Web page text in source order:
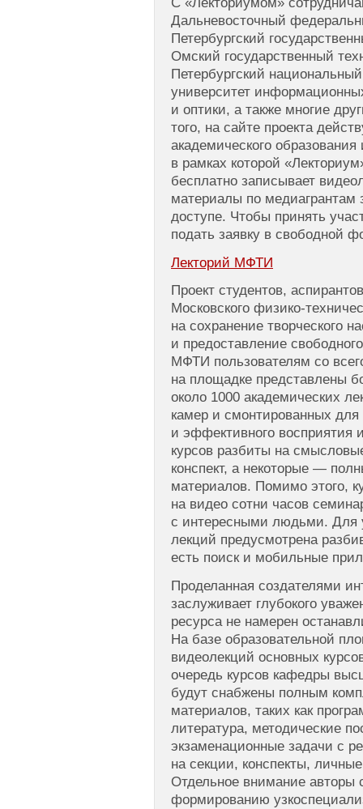
Дальневосточный
Петербургский
Омский государственный
Петербургский
университет
и оптики, а также многие
того, на сайте проекта
академического
в рамках которой
бесплатно записывает
материалы по медиагрантам
доступе. Чтобы принять
подать заявку в свободной
Лекторий МФТИ
Проект студентов,
Московского физико-
на сохранение творческого
и предоставление
МФТИ пользователям со
на площадке представлены
около 1000 академических
камер и смонтированных
и эффективного
курсов разбиты на
конспект, а некоторые —
материалов. Помимо этого,
на видео сотни часов
с интересными людьми. Для
лекций предусмотрена
есть поиск и мобильные
Проделанная создателями
заслуживает глубокого
ресурса не намерен
На базе образовательной
видеолекций основных
очередь курсов кафедры
будут снабжены полным
материалов, таких как
литература, методические
экзаменационные задачи с
на секции, конспекты,
Отдельное внимание авторы
формированию